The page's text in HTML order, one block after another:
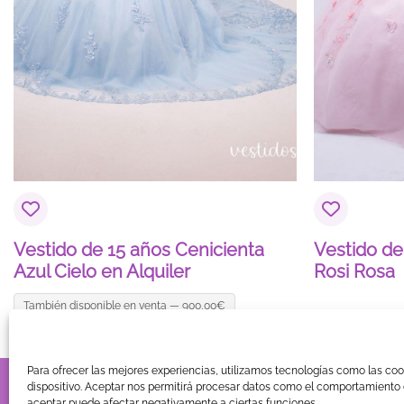
Para ofrecer las mejores experiencias, utilizamos tecnologías como las
dispositivo. Aceptar nos permitirá procesar datos como el
Nombre
Vestido de 15 años Cenicienta
Azul Cielo en Alquiler
También disponible en venta — 900,00€
Vestido
Rosi Rosa
TIENDA BLOG GUÍA DE COMPRA CONTACTO